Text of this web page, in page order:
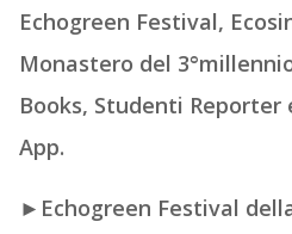
Echogreen Festival,
Monastero del
Books, Studenti Reporter
App.
► Echogreen Festival